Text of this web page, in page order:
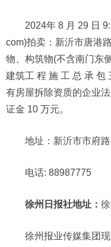
2024年 8 月 29 日
com)拍卖：新沂市唐港
物、构筑物(不含南门东
建筑工 程 施 工 总 承 包
有房屋拆除资质的企业
证金 10 万元。
地址：新沂市市府
电话: 88987775
徐州日报社地址：
徐州报业传媒集团